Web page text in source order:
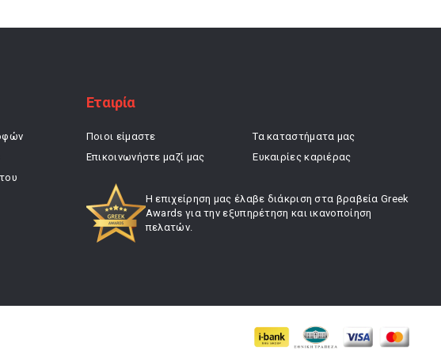
Εταιρία
Ποιοι είμαστε
Επικοινωνήστε μαζί μας
Τα καταστήματα μας
Ευκαιρίες καριέρας
Η επιχείρηση μας έλαβε διάκριση στα βραβεία Greek
Awards για την εξυπηρέτηση και ικανοποίηση
πελατών.